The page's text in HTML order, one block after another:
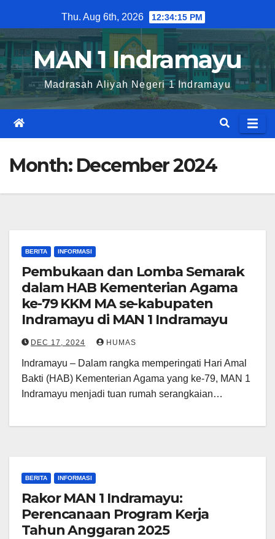
to
content
Thu. Aug 6th, 2026 12:34:15 PM
MAN 1 Indramayu
Madrasah Aliyah Negeri 1 Indramayu
Month: December 2024
BERITA INFORMASI
Pembukaan dan Lomba Semarak
dalam HAB Kementerian Agama
ke-79 KKM MA se-kabupaten
Indramayu di MAN 1 Indramayu
DEC 17, 2024 HUMAS
Indramayu – Dalam rangka memperingati Hari Amal
Bakti (HAB) Kementerian Agama yang ke-79, MAN 1
Indramayu menjadi tuan rumah serangkaian…
BERITA INFORMASI
Rakor MAN 1 Indramayu:
Perencanaan Program Kerja
Tahun Anggaran 2025